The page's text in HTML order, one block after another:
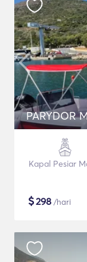
PARYDOR
Kapal Pesiar
$298 /hari